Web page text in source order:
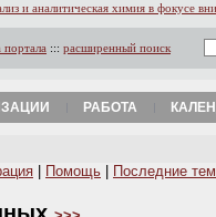
и аналитическая химия в фокусе
портала ::: расширенный поиск
РАБОТА
Помощь Последние